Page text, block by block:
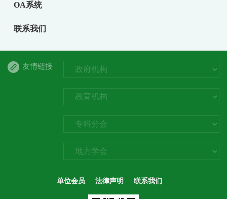
OA系统
联系我们
友情链接
单位会员 法律声明 联系我们